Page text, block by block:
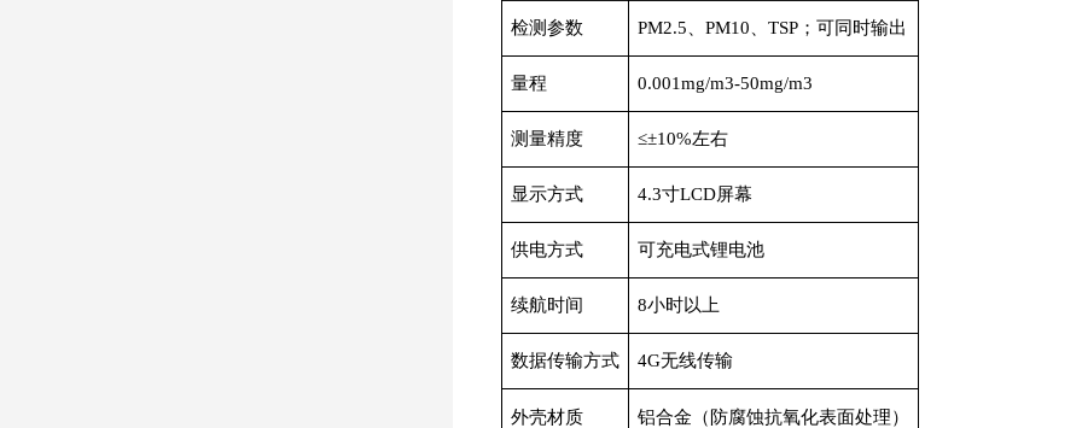
检测参数 PM2.5、PM10、TSP；可同时输出
量程 0.001mg/m3-50mg/m3
测量精度 ≤±10%左右
显示方式 4.3寸LCD屏幕
供电方式 可充电式锂电池
续航时间 8小时以上
数据传输方式 4G无线传输
外壳材质 铝合金（防腐蚀抗氧化表面处理）